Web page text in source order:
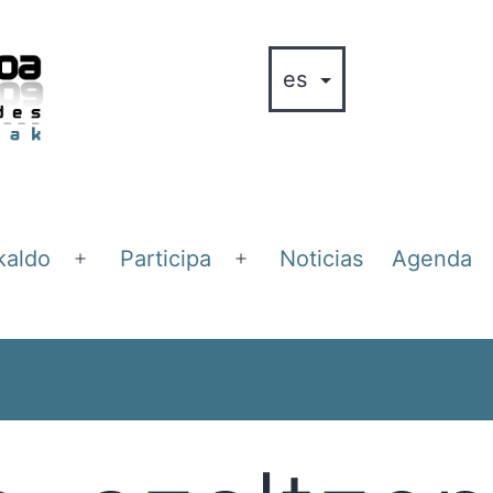
Abrir
menú
Participa
Abrir
menú
Noticias Agenda